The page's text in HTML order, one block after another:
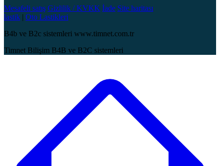
Mesafeli satış Gizlilik / KVKK İade Site haritası
lastik | Oto Lastikleri
B4b ve B2c sistemleri www.timnet.com.tr
Timnet Bilişim B4B ve B2C sistemleri